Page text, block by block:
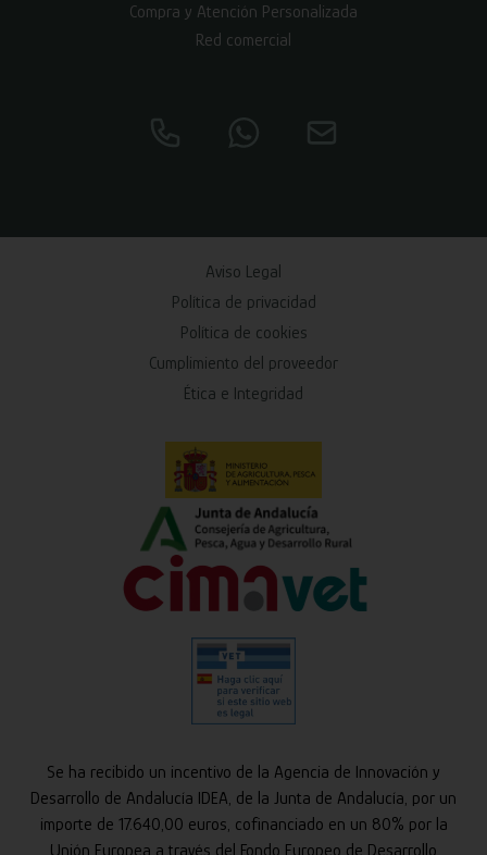
Compra y Atención Personalizada
Red comercial
Aviso Legal
Política de privacidad
Política de cookies
Cumplimiento del proveedor
Ética e Integridad
Se ha recibido un incentivo de la Agencia de Innovación y
Desarrollo de Andalucía IDEA, de la Junta de Andalucía, por un
importe de 17.640,00 euros, cofinanciado en un 80% por la
Unión Europea a través del Fondo Europeo de Desarrollo